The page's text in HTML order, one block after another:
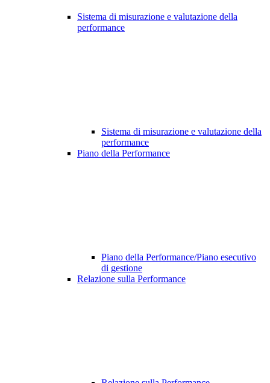
Sistema di misurazione e valutazione della
performance
Sistema di misurazione e valutazione della
performance
Piano della Performance
Piano della Performance/Piano esecutivo
di gestione
Relazione sulla Performance